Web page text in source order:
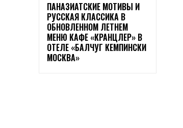
ПАНАЗИАТСКИЕ МОТИВЫ И
РУССКАЯ КЛАССИКА В
ОБНОВЛЕННОМ ЛЕТНЕМ
МЕНЮ КАФЕ «КРАНЦЛЕР» В
ОТЕЛЕ «БАЛЧУГ КЕМПИНСКИ
МОСКВА»